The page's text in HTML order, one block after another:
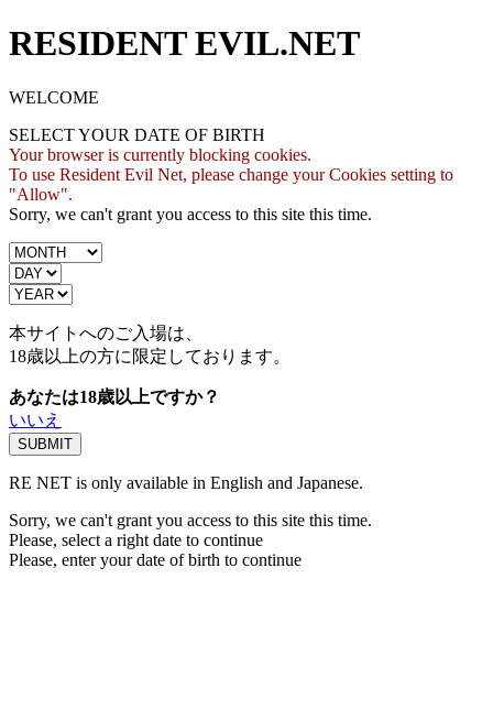
RESIDENT EVIL.NET
WELCOME
SELECT YOUR DATE OF BIRTH
Your browser is currently blocking cookies.
To use Resident Evil Net, please change your Cookies setting to
"Allow".
Sorry, we can't grant you access to this site this time.
本サイトへのご入場は、
18歳以上の方に限定しております。
あなたは18歳以上ですか？
いいえ
RE NET is only available in English and Japanese.
Sorry, we can't grant you access to this site this time.
Please, select a right date to continue
Please, enter your date of birth to continue